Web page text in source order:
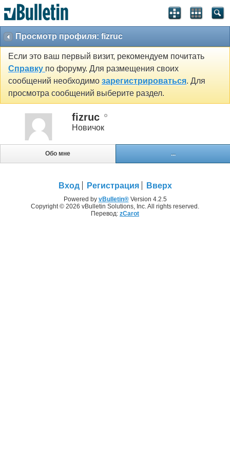
Просмотр профиля: fizruc
Если это ваш первый визит, рекомендуем почитать
Справку по форуму. Для размещения своих
сообщений необходимо зарегистрироваться. Для
просмотра сообщений выберите раздел.
fizruc
Новичок
Обо мне ...
Вход Регистрация Вверх
Powered by vBulletin®Version 4.2.5
Copyright © 2026 vBulletin Solutions, Inc. All rights reserved.
Перевод: zCarot